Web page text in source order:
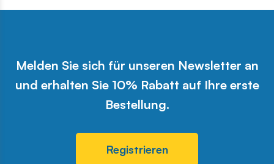
Melden Sie sich für unseren Newsletter an
und erhalten Sie 10% Rabatt auf Ihre erste
Bestellung.
Registrieren